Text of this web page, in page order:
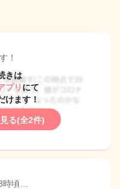
！
きは
プリ にて
けます！
る(全2件)
時頃…